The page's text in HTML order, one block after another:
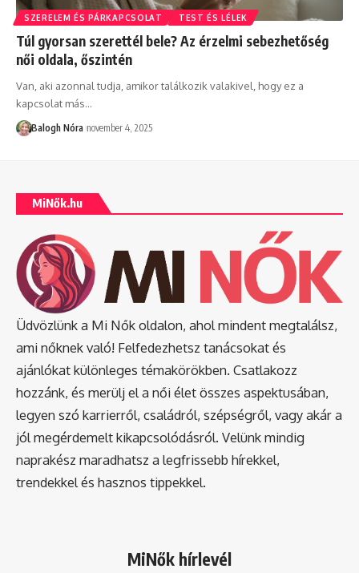
SZERELEM ÉS PÁRKAPCSOLAT TEST ÉS LÉLEK
Túl gyorsan szerettél bele? Az érzelmi sebezhetőség
női oldala, őszintén
Van, aki azonnal tudja, amikor találkozik valakivel, hogy ez a
kapcsolat más…
Balogh Nóra november 4, 2025
MiNők.hu
Üdvözlünk a Mi Nők oldalon, ahol mindent megtalálsz,
ami nőknek való! Felfedezhetsz tanácsokat és
ajánlókat különleges témakörökben. Csatlakozz
hozzánk, és merülj el a női élet összes aspektusában,
legyen szó karrierről, családról, szépségről, vagy akár a
jól megérdemelt kikapcsolódásról. Velünk mindig
naprakész maradhatsz a legfrissebb hírekkel,
trendekkel és hasznos tippekkel.
MiNők hírlevél